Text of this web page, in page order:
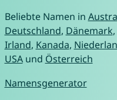
Beliebte Namen in
Deutschland, Dänemark,
Irland, Kanada,
USAund Österreich
Namensgenerator